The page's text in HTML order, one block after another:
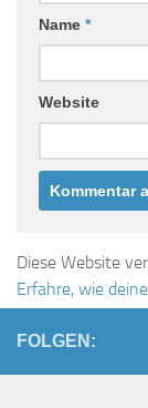
Name *
Website
Diese Website
Erfahre, wie
FOLGEN: